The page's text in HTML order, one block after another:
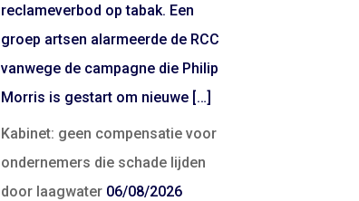
reclameverbod op tabak. Een
groep artsen alarmeerde de RCC
vanwege de campagne die Philip
Morris is gestart om nieuwe […]
Kabinet: geen compensatie voor
ondernemers die schade lijden
door laagwater 06/08/2026